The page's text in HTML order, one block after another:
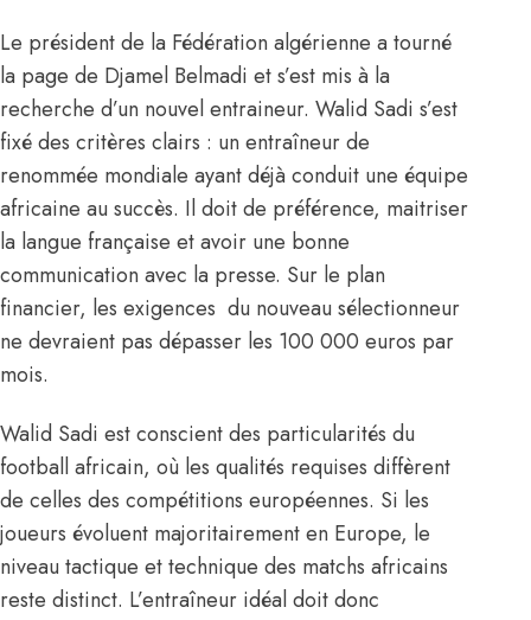
Le président de la Fédération algérienne a tourné
la page de Djamel Belmadi et s’est mis à la
recherche d’un nouvel entraineur. Walid Sadi s’est
fixé des critères clairs : un entraîneur de
renommée mondiale ayant déjà conduit une équipe
africaine au succès. Il doit de préférence, maitriser
la langue française et avoir une bonne
communication avec la presse. Sur le plan
financier, les exigences du nouveau sélectionneur
ne devraient pas dépasser les 100 000 euros par
mois.
Walid Sadi est conscient des particularités du
football africain, où les qualités requises diffèrent
de celles des compétitions européennes. Si les
joueurs évoluent majoritairement en Europe, le
niveau tactique et technique des matchs africains
reste distinct. L’entraîneur idéal doit donc